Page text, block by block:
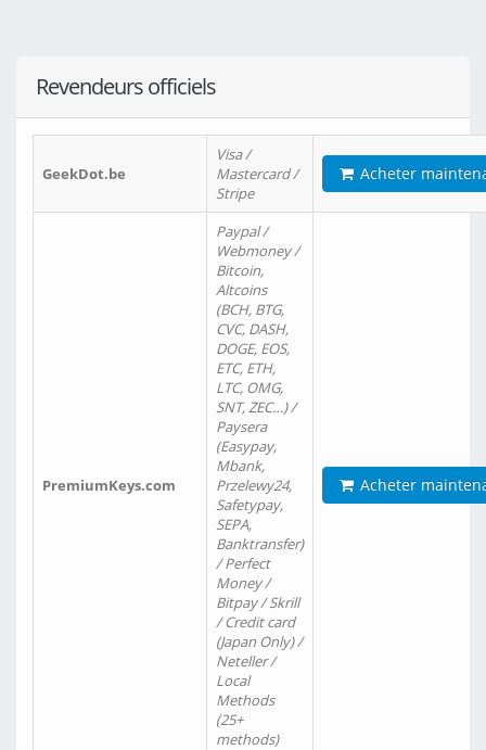
Revendeurs officiels
GeekDot.be
Visa /
Mastercard /
Stripe
Acheter
PremiumKeys.com
Paypal /
Webmoney /
Bitcoin,
Altcoins
(BCH, BTG,
CVC, DASH,
DOGE, EOS,
ETC, ETH,
LTC, OMG,
SNT, ZEC…) /
Paysera
(Easypay,
Mbank,
Przelewy24,
Safetypay,
SEPA,
Banktransfer)
/ Perfect
Money /
Bitpay / Skrill
/ Credit card
(Japan Only) /
Neteller /
Local
Methods
(25+
methods)
Acheter